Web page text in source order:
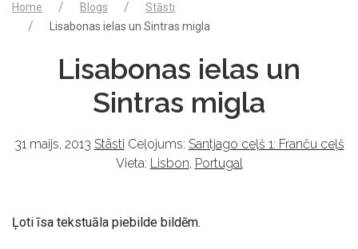
Home Blogs
Stāsti
Lisabonas ielas un Sintras migla
Lisabonas ielas un
Sintras migla
31 maijs, 2013 Stāsti Ceļojums: Santjago ceļš 1: Franču ceļš
Vieta: Lisbon, Portugal
Ļoti īsa tekstuāla piebilde bildēm.